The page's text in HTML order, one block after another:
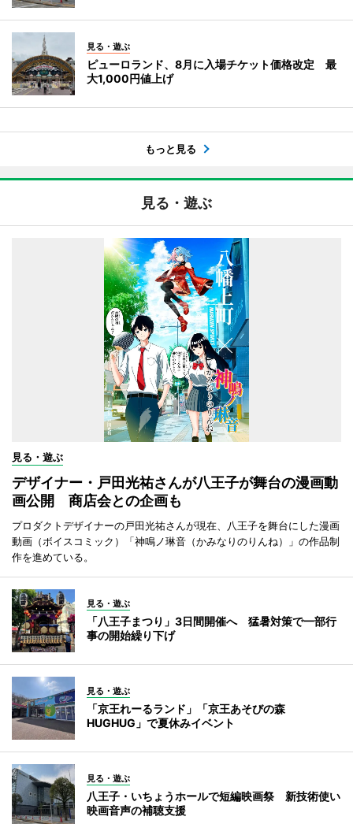
見る・遊ぶ
ピューロランド、8月に入場チケット価格改定 最
大1,000円値上げ
もっと見る
見る・遊ぶ
見る・遊ぶ
デザイナー・戸田光祐さんが八王子が舞台の漫画動
画公開 商店会との企画も
プロダクトデザイナーの戸田光祐さんが現在、八王子を舞台にした漫画
動画（ボイスコミック）「神鳴ノ琳音（かみなりのりんね）」の作品制
作を進めている。
見る・遊ぶ
「八王子まつり」3日間開催へ 猛暑対策で一部行
事の開始繰り下げ
見る・遊ぶ
「京王れーるランド」「京王あそびの森
HUGHUG」で夏休みイベント
見る・遊ぶ
八王子・いちょうホールで短編映画祭 新技術使い
映画音声の補聴支援